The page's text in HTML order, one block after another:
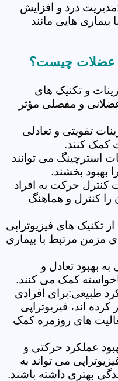
درد و افزایش
هایی مانند
عضلات چیست؟
و تکنیک های
و مفصلی مؤثر
تقویتی و تعادلی
کمک کنند.
استرچینگ می توانند
بخشند.
کنترل حرکت به افراد
کنترل و هماهنگ
تکنیک های فیزیوتراپی
مزمن مرتبط با بیماری
به بهبود تعادل و
کمک می کنند.
طبیعی:برای افرادی
اند، فیزیوتراپی
های روزمره کمک
عملکرد حرکتی و
می تواند به
بهتری داشته باشند.